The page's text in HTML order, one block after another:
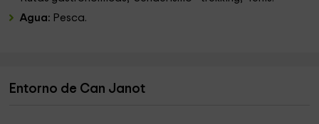
Agua: Pesca.
Entorno de Can Janot